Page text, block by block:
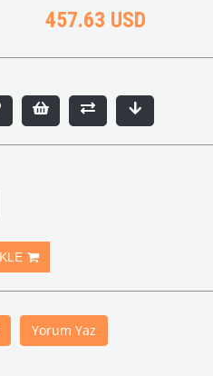
457.63 USD
Yorum Yaz